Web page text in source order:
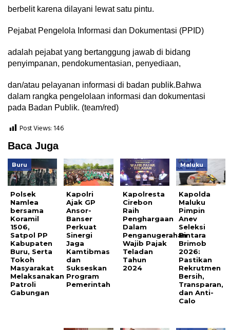
berbelit karena dilayani lewat satu pintu.
Pejabat Pengelola Informasi dan Dokumentasi (PPID)
adalah pejabat yang bertanggung jawab di bidang
penyimpanan, pendokumentasian, penyediaan,
dan/atau pelayanan informasi di badan publik.Bahwa
dalam rangka pengelolaan informasi dan dokumentasi
pada Badan Publik. (team/red)
Post Views: 146
Baca Juga
Buru
Polsek
Namlea
bersama
Koramil
1506,
Satpol PP
Kabupaten
Buru, Serta
Tokoh
Masyarakat
Melaksanakan
Patroli
Gabungan
Kapolri
Ajak GP
Ansor-
Banser
Perkuat
Sinergi
Jaga
Kamtibmas
dan
Sukseskan
Program
Pemerintah
Kapolresta
Cirebon
Raih
Penghargaan
Dalam
Penganugerahan
Wajib Pajak
Teladan
Tahun
2024
Maluku
Kapolda
Maluku
Pimpin
Anev
Seleksi
Bintara
Brimob
2026:
Pastikan
Rekrutmen
Bersih,
Transparan,
dan Anti-
Calo